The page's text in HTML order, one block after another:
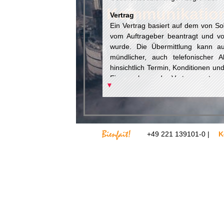
▼
Vertrag
Ein Vertrag basiert auf dem von
vom Auftrageber beantragt und
wurde. Die Übermittlung kann
mündlicher, auch telefonischer
hinsichtlich Termin, Konditionen
Einvernehmen der
und/oder anteiliges Honorar.
besonderem Grund abzusagen,
Zeitpunkt.
+49 221 139101-0 |